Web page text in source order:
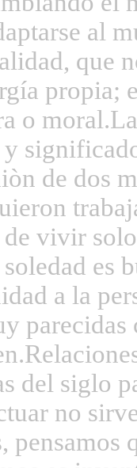
al
que
propia;
o moral.
y
de dos
vivir
es
a la
del siglo
no
pensamos